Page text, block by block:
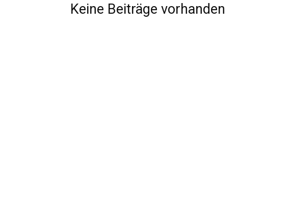
Keine Beiträge vorhanden